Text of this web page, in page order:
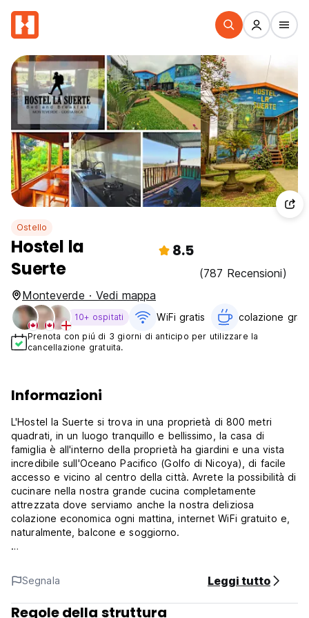
Ostello
Hostel la
Suerte
8.5
(787 Recensioni)
Monteverde · Vedi mappa
10+ ospitati WiFi gratis colazione
Prenota con piú di 3 giorni di anticipo per utilizzare la
cancellazione gratuita.
Informazioni
L'Hostel la Suerte si trova in una proprietà di 800 metri
quadrati, in un luogo tranquillo e bellissimo, la casa di
famiglia è all'interno della proprietà ha giardini e una vista
incredibile sull'Oceano Pacifico (Golfo di Nicoya), di facile
accesso e vicino al centro della città. Avrete la possibilità di
cucinare nella nostra grande cucina completamente
attrezzata dove serviamo anche la nostra deliziosa
colazione economica ogni mattina, internet WiFi gratuito e,
naturalmente, balcone e soggiorno.
si può vedere il Golfo di Nicoya (Oceano Pacifico), vicino al
centro della città (400 metri), vicino a molte attrazioni
turistiche, si può prendere l'autobus a 50 metri dall'ostello.
Segnala Leggi tutto
Regole della struttura